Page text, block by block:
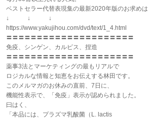
ベストセラー代替表現集の最新2020年版のお求めは
↓ ↓ ↓
https://www.yakujihou.com/dvd/text/1_4.html
〓〓〓〓〓〓〓〓〓〓〓〓〓〓〓〓〓〓〓〓〓
免疫、シンゲン、カルピス、捏造
〓〓〓〓〓〓〓〓〓〓〓〓〓〓〓〓〓〓〓〓〓
薬事3法とマーケティングの最もリアルで
ロジカルな情報と知恵をお伝えする林田です。
このメルマガのお休みの直前、7日に、
機能性表示で、「免疫」表示が認められました。
曰はく、
「本品には、プラズマ乳酸菌（L. lactis